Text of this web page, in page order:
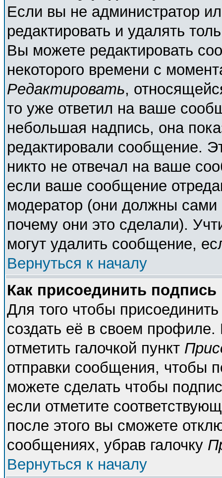
Если вы не администратор
редактировать и удалять
Вы можете редактировать
некоторого времени с
Редактировать,
то уже ответил на ваше
небольшая надпись, она
редактировали сообщение.
никто не отвечал на ваше
если ваше сообщение
модератор (они должны сами
почему они это сделали).
могут удалить сообщение,
Вернуться к началу
Как присоединить
Для того чтобы
создать её в своем
отметить галочкой пункт
отправки сообщения, чтобы
можете сделать чтобы
если отметите
после этого вы сможете
сообщениях, убрав галочку
Вернуться к началу